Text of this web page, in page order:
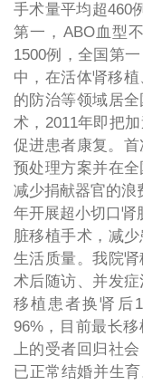
手术量平均超460
第一，ABO血型
1500例，全国第
中，在活体肾移
的防治等领域居
术，2011年即把
促进患者康复。
预处理方案并在
减少捐献器官的浪
年开展超小切口肾
脏移植手术，减
生活质量。我院
术后随访、并发
移植患者换肾后
96%，目前最长
上的受者回归社
已正常结婚并生